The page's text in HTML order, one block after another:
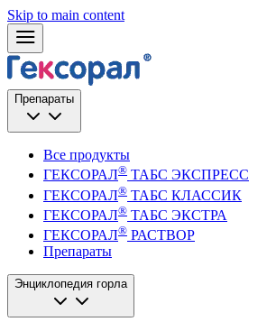
Skip to main content
Препараты
Все продукты
ГЕКСОРАЛ® ТАБС ЭКСПРЕСС
ГЕКСОРАЛ® ТАБС КЛАССИК
ГЕКСОРАЛ® ТАБС ЭКСТРА
ГЕКСОРАЛ® РАСТВОР
Препараты
Энциклопедия горла